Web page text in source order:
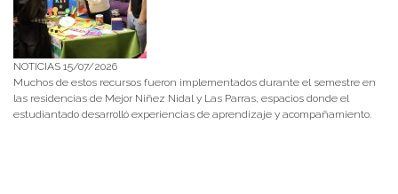
NOTICIAS 15/07/2026
Muchos de estos recursos fueron implementados durante el semestre en
las residencias de Mejor Niñez Nidal y Las Parras, espacios donde el
estudiantado desarrolló experiencias de aprendizaje y acompañamiento.